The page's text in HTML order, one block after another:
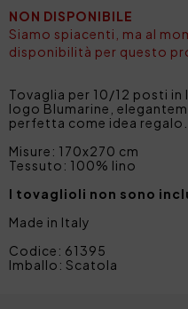
NON DISPONIBILE
Siamo spiacenti, ma al
disponibilità per questo
Tovaglia per 10/12 posti
logo Blumarine,
perfetta come idea regalo.
Misure: 170x270 cm
Tessuto: 100% lino
I tovaglioli non sono
Made in Italy
Codice: 61395
Imballo: Scatola